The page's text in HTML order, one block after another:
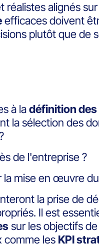
alignés
efficaces doivent
plutôt que de
à ladéfinition des
la sélection des
de l'entreprise ?
mise en œuvre
la prise de
Il est
sur les objectifs
comme les KPI